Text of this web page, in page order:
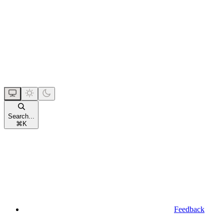
Search...
⌘ K
Feedback